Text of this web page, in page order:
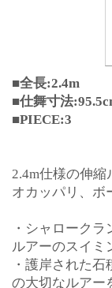
■全長:2.4m
■仕舞寸法
■PIECE:3
2.4m仕様の伸
オカッパリ、ボ
・シャローク
ルアーのスイミ
・護岸された
の大切なルアー